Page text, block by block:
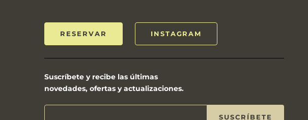
RESERVAR INSTAGRAM
Suscríbete y recibe las últimas
novedades, ofertas y actualizaciones.